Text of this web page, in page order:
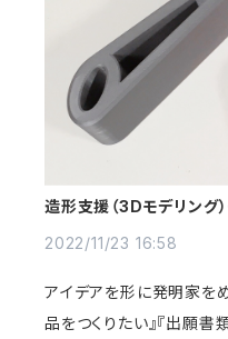
造形支援（3Dモデリング
2022/11/23 16:58
アイデアを形に発明家を
品をつくりたい』『出願書